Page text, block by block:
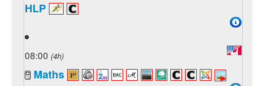
HLP
08:00 (4h)
Maths